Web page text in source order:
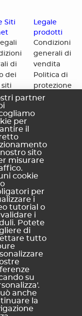
Siti
di
dei
siti
di
del
Legale
prodotti
Condizioni
generali di
vendita
Politica di
protezione
dei dati
partner
per
il
sito
misurare
cookie
per
i
tutorial o
i
Potete
di
tutto
su
anche
la